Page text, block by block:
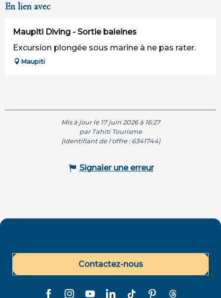
En lien avec
Maupiti Diving - Sortie baleines
Excursion plongée sous marine à ne pas rater.
Maupiti
Mis à jour le 17 juin 2026 à 16:27
par Tahiti Tourisme
(Identifiant de l'offre : 6341744)
Signaler une erreur
Contactez-nous